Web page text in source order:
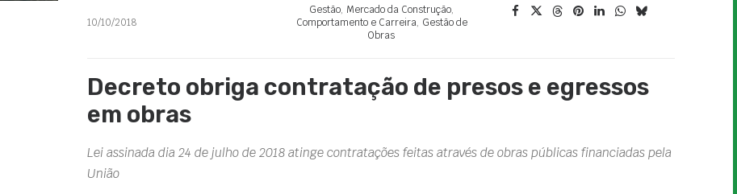
10/10/2018
Gestão, Mercado da Construção,
Comportamento e Carreira, Gestão de
Obras
Decreto obriga contratação de presos e egressos
em obras
Lei assinada dia 24 de julho de 2018 atinge contratações feitas através de obras públicas financiadas pela
União